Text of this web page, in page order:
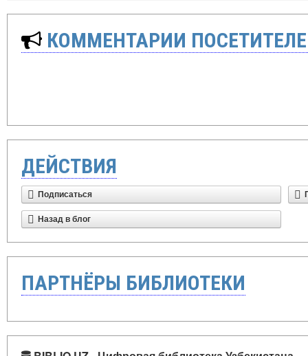
КОММЕНТАРИИ
ДЕЙСТВИЯ
Подписаться
Назад в блог
ПАРТНЁРЫ БИБЛИОТЕКИ